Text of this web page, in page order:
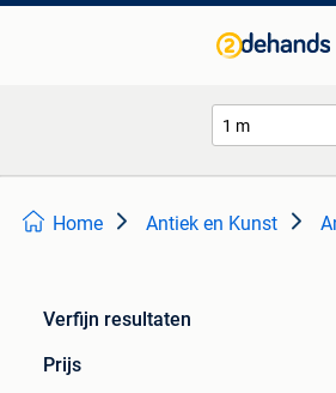
Home Antiek en Kunst
Verfijn resultaten
Prijs